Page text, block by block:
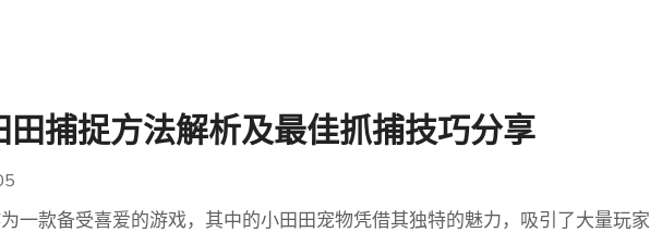
田捕捉方法解析及最佳抓捕技巧分享
一款备受喜爱的游戏，其中的小田田宠物凭借其独特的魅力，吸引了大量玩家